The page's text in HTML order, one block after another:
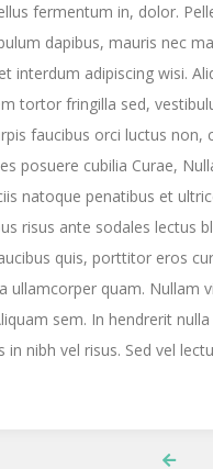
fermentum in, dolor.
dapibus, mauris nec
interdum adipiscing wisi.
tortor fringilla sed,
faucibus orci luctus
posuere cubilia Curae,
natoque penatibus et
risus ante sodales lectus
quis, porttitor eros
ullamcorper quam. Nullam
sem. In hendrerit
in nibh vel risus. Sed vel